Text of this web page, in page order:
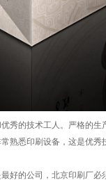
的技术工人。严格的生
熟悉印刷设备，这是优秀
的公司，北京印刷厂必